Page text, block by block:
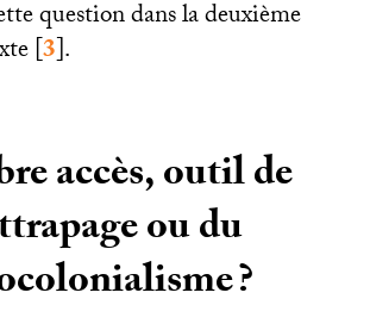
question dans la deuxième
[3].
accès, outil de
ou du
?